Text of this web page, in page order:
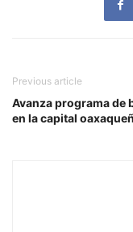
Previous article
Avanza programa de
en la capital